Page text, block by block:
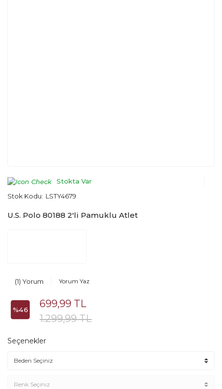
Stokta Var
Stok Kodu: LSTY4679
U.S. Polo 80188 2'li Pamuklu Atlet
(1) Yorum Yorum Yaz
%46
699,99 TL
1.299,99 TL
Seçenekler